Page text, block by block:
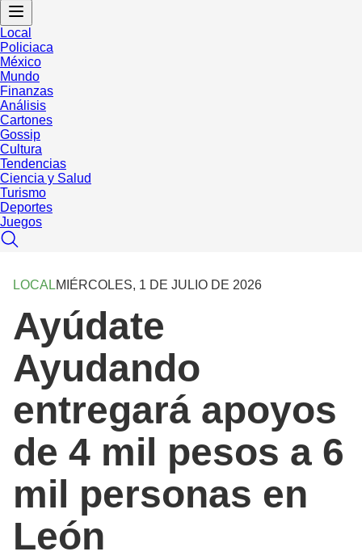
Local
Policiaca
México
Mundo
Finanzas
Análisis
Cartones
Gossip
Cultura
Tendencias
Ciencia y Salud
Turismo
Deportes
Juegos
LOCALMIÉRCOLES, 1 DE JULIO DE 2026
Ayúdate
Ayudando
entregará apoyos
de 4 mil pesos a 6
mil personas en
León